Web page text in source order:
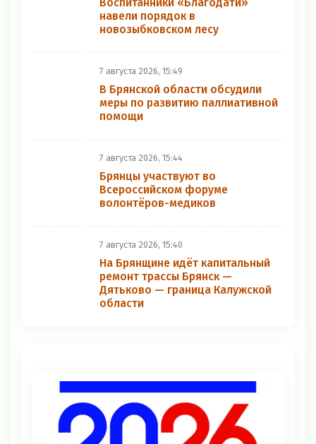
навели порядок в
новозыбковском лесу
7 августа 2026, 15:49
В Брянской области обсудили
меры по развитию паллиативной
помощи
7 августа 2026, 15:44
Брянцы участвуют во
Всероссийском форуме
волонтёров-медиков
7 августа 2026, 15:40
На Брянщине идёт капитальный
ремонт трассы Брянск —
Дятьково — граница Калужской
области